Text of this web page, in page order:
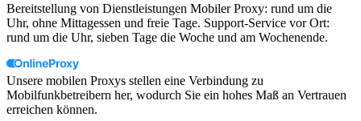
Bereitstellung von Dienstleistungen Mobiler Proxy: rund um die
Uhr, ohne Mittagessen und freie Tage. Support-Service vor Ort:
rund um die Uhr, sieben Tage die Woche und am Wochenende.
Unsere mobilen Proxys stellen eine Verbindung zu
Mobilfunkbetreibern her, wodurch Sie ein hohes Maß an Vertrauen
erreichen können.